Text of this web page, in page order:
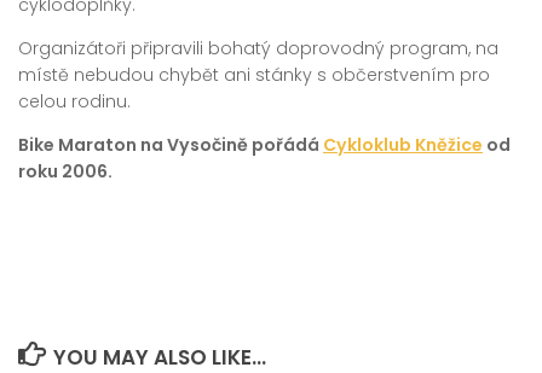
cyklodoplňky.
Organizátoři připravili bohatý doprovodný program, na
místě nebudou chybět ani stánky s občerstvením pro
celou rodinu.
Bike Maraton na Vysočině pořádá Cykloklub Kněžice od
roku 2006.
YOU MAY ALSO LIKE...